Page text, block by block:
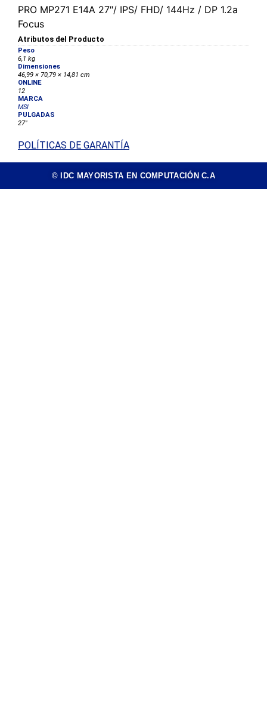
PRO MP271 E14A 27″/ IPS/ FHD/ 144Hz / DP 1.2a
Focus
Atributos del Producto
Peso
6,1 kg
Dimensiones
46,99 × 70,79 × 14,81 cm
ONLINE
12
MARCA
MSI
PULGADAS
27"
POLÍTICAS DE GARANTÍA
© IDC MAYORISTA EN COMPUTACIÓN C.A